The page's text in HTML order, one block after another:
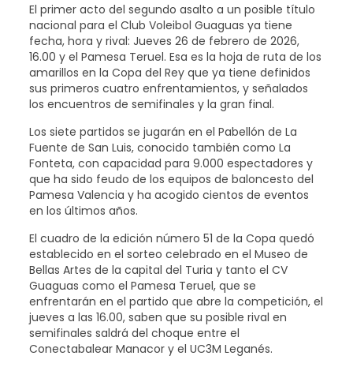
El primer acto del segundo asalto a un posible título
nacional para el Club Voleibol Guaguas ya tiene
fecha, hora y rival: Jueves 26 de febrero de 2026,
16.00 y el Pamesa Teruel. Esa es la hoja de ruta de los
amarillos en la Copa del Rey que ya tiene definidos
sus primeros cuatro enfrentamientos, y señalados
los encuentros de semifinales y la gran final.
Los siete partidos se jugarán en el Pabellón de La
Fuente de San Luis, conocido también como La
Fonteta, con capacidad para 9.000 espectadores y
que ha sido feudo de los equipos de baloncesto del
Pamesa Valencia y ha acogido cientos de eventos
en los últimos años.
El cuadro de la edición número 51 de la Copa quedó
establecido en el sorteo celebrado en el Museo de
Bellas Artes de la capital del Turia y tanto el CV
Guaguas como el Pamesa Teruel, que se
enfrentarán en el partido que abre la competición, el
jueves a las 16.00, saben que su posible rival en
semifinales saldrá del choque entre el
Conectabalear Manacor y el UC3M Leganés.